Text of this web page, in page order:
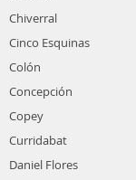
Chiverral
Cinco Esquinas
Colón
Concepción
Copey
Curridabat
Daniel Flores